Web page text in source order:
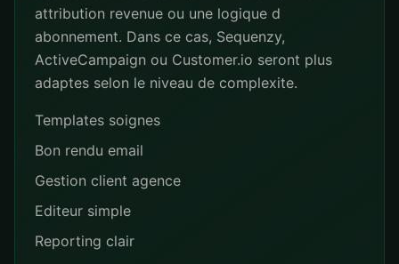
attribution revenue ou une logique d
abonnement. Dans ce cas, Sequenzy,
ActiveCampaign ou Customer.io seront plus
adaptes selon le niveau de complexite.
Templates soignes
Bon rendu email
Gestion client agence
Editeur simple
Reporting clair